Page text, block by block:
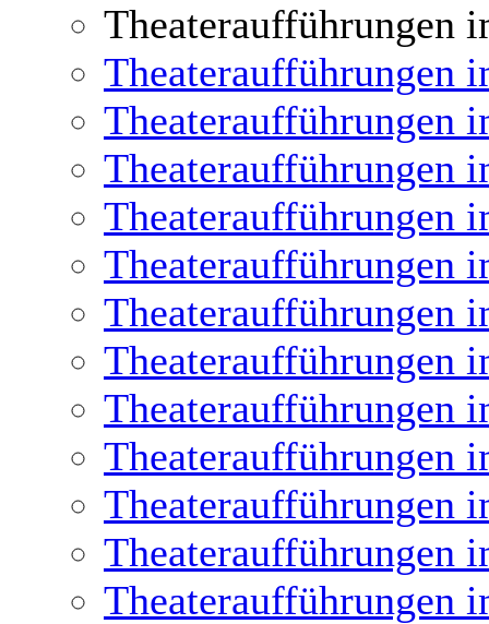
Theateraufführungen
Theateraufführungen
Theateraufführungen
Theateraufführungen
Theateraufführungen
Theateraufführungen
Theateraufführungen
Theateraufführungen
Theateraufführungen
Theateraufführungen
Theateraufführungen
Theateraufführungen
Theateraufführungen